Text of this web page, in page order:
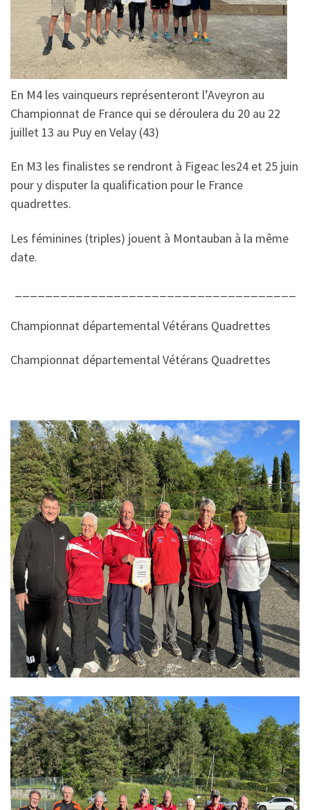
En M4 les vainqueurs représenteront l’Aveyron au
Championnat de France qui se déroulera du 20 au 22
juillet 13 au Puy en Velay (43)
En M3 les finalistes se rendront à Figeac les24 et 25 juin
pour y disputer la qualification pour le France
quadrettes.
Les féminines (triples) jouent à Montauban à la même
date.
Championnat départemental Vétérans Quadrettes
Championnat départemental Vétérans Quadrettes